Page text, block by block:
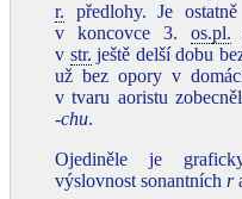
r. předlohy. Je
v koncovce 3.os.pl.
v str. ještě delší dobu
už bez opory v
v tvaru aoristu
‑chu.
Ojediněle je
výslovnost sonantních r